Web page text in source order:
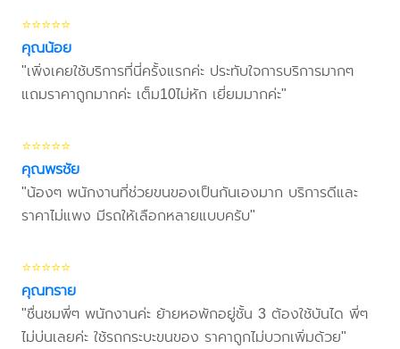
⭐⭐⭐⭐⭐
คุณน้อย
"เพิ่งเคยใช้บริการที่นี่ครั้งแรกค่ะ ประทับใจการบริการมากๆ
แถมราคาถูกมากค่ะ เต็ม10ไม่หัก เยี่ยมมากค่ะ"
⭐⭐⭐⭐⭐
คุณพรชัย
"น้องๆ พนักงานที่ช่วยขนของเป็นกันเองมาก บริการดีและ
ราคาไม่แพง มีรถให้เลือกหลายแบบครับ"
⭐⭐⭐⭐⭐
คุณทราย
"ชื่นชมพี่ๆ พนักงานค่ะ ย้ายหอพักอยู่ชั้น 3 ต้องใช้บันได พี่ๆ
ไม่บ่นเลยค่ะ ใช้รถกระบะขนของ ราคาถูกไม่บวกเพิ่มด้วย"